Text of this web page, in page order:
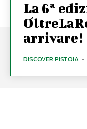
La 6ª
arrivare!
DISCOVER PISTOIA -